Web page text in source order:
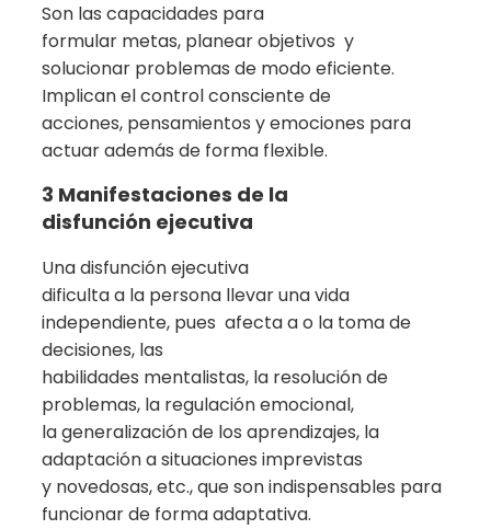
Son las capacidades para
formular metas, planear objetivos y
solucionar problemas de modo eficiente.
Implican el control consciente de
acciones, pensamientos y emociones para
actuar además de forma flexible.
3 Manifestaciones de la
disfunción ejecutiva
Una disfunción ejecutiva
dificulta a la persona llevar una vida
independiente, pues afecta a o la toma de
decisiones, las
habilidades mentalistas, la resolución de
problemas, la regulación emocional,
la generalización de los aprendizajes, la
adaptación a situaciones imprevistas
y novedosas, etc., que son indispensables para
funcionar de forma adaptativa.